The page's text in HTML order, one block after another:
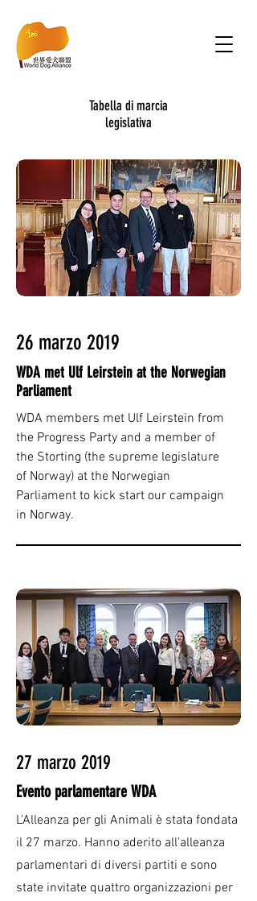
Tabella di marcia
legislativa
26 marzo 2019
WDA met Ulf Leirstein at the Norwegian
Parliament
WDA members met Ulf Leirstein from
the Progress Party and a member of
the Storting (the supreme legislature
of Norway) at the Norwegian
Parliament to kick start our campaign
in Norway.
27 marzo 2019
Evento parlamentare WDA
L'Alleanza per gli Animali è stata fondata
il 27 marzo. Hanno aderito all'alleanza
parlamentari di diversi partiti e sono
state invitate quattro organizzazioni per